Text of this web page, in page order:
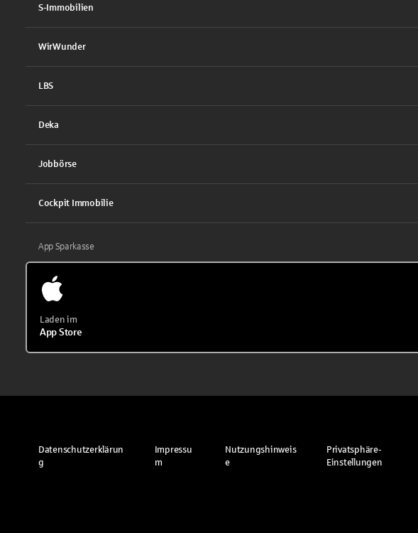
S-Immobilien
WirWunder
LBS
Deka
Jobbörse
Cockpit Immobilie
App Sparkasse
Laden im
App Store
Datenschutzerklärun
g
Impressu
m
Nutzungshinweis
e
Privatsphäre-
Einstellungen